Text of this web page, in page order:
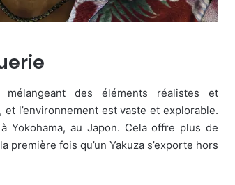
des éléments réalistes et
l’environnement est vaste et explorable.
Yokohama, au Japon. Cela offre plus de
première fois qu’un Yakuza s’exporte hors